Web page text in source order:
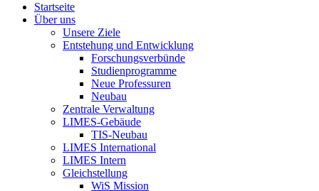
Startseite
Über uns
Unsere Ziele
Entstehung und Entwicklung
Forschungsverbünde
Studienprogramme
Neue Professuren
Neubau
Zentrale Verwaltung
LIMES-Gebäude
TIS-Neubau
LIMES International
LIMES Intern
Gleichstellung
WiS Mission